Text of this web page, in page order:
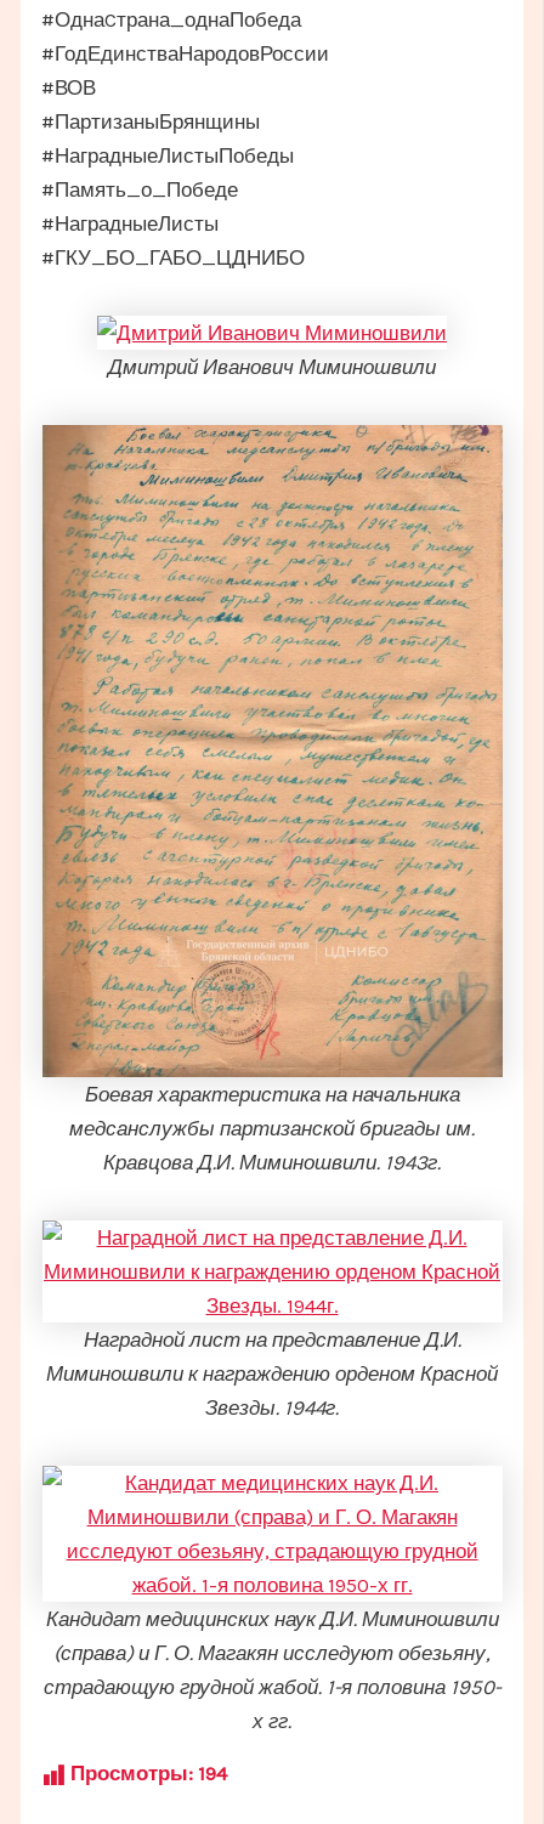
#ОднаCтрана_однаПобеда
#ГодЕдинстваНародовРоссии
#ВОВ
#ПартизаныБрянщины
#НаградныеЛистыПобеды
#Память_о_Победе
#НаградныеЛисты
#ГКУ_БО_ГАБО_ЦДНИБО
Дмитрий Иванович Миминошвили
Боевая характеристика на начальника
медсанслужбы партизанской бригады им.
Кравцова Д.И. Миминошвили. 1943г.
Наградной лист на представление Д.И.
Миминошвили к награждению орденом Красной
Звезды. 1944г.
Кандидат медицинских наук Д.И. Миминошвили
(справа) и Г. О. Магакян исследуют обезьяну,
страдающую грудной жабой. 1-я половина 1950-
х гг.
Просмотры: 194